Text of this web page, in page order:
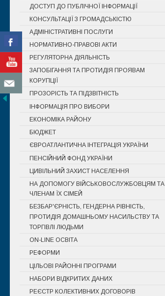
ДОСТУП ДО ПУБЛІЧНОЇ ІНФОРМАЦІЇ
КОНСУЛЬТАЦІЇ З ГРОМАДСЬКІСТЮ
АДМІНІСТРАТИВНІ ПОСЛУГИ
НОРМАТИВНО-ПРАВОВІ АКТИ
РЕГУЛЯТОРНА ДІЯЛЬНІСТЬ
ЗАПОБІГАННЯ ТА ПРОТИДІЯ ПРОЯВАМ
КОРУПЦІЇ
ПРОЗОРІСТЬ ТА ПІДЗВІТНІСТЬ
ІНФОРМАЦІЯ ПРО ВИБОРИ
ЕКОНОМІКА РАЙОНУ
БЮДЖЕТ
ЄВРОАТЛАНТИЧНА ІНТЕГРАЦІЯ УКРАЇНИ
ПЕНСІЙНИЙ ФОНД УКРАЇНИ
ЦИВІЛЬНИЙ ЗАХИСТ НАСЕЛЕННЯ
НА ДОПОМОГУ ВІЙСЬКОВОСЛУЖБОВЦЯМ ТА
ЧЛЕНАМ ЇХ СІМЕЙ
БЕЗБАР'ЄРНІСТЬ, ГЕНДЕРНА РІВНІСТЬ,
ПРОТИДІЯ ДОМАШНЬОМУ НАСИЛЬСТВУ ТА
ТОРГІВЛІ ЛЮДЬМИ
ON-LINE ОСВІТА
РЕФОРМИ
ЦІЛЬОВІ РАЙОННІ ПРОГРАМИ
НАБОРИ ВІДКРИТИХ ДАНИХ
РЕЄСТР КОЛЕКТИВНИХ ДОГОВОРІВ